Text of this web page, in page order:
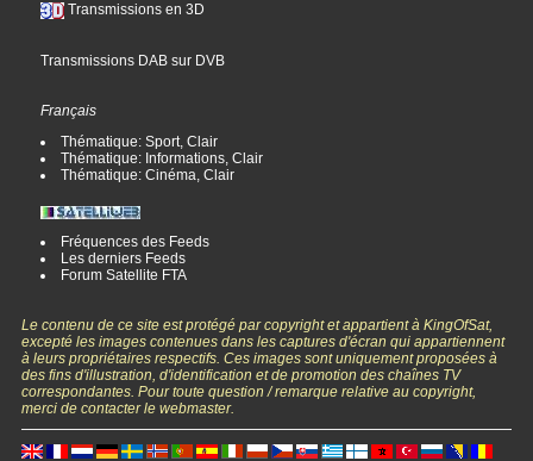
Transmissions en 3D
Transmissions DAB sur DVB
Français
Thématique: Sport, Clair
Thématique: Informations, Clair
Thématique: Cinéma, Clair
Fréquences des Feeds
Les derniers Feeds
Forum Satellite FTA
Le contenu de ce site est protégé par copyright et appartient à KingOfSat,
excepté les images contenues dans les captures d'écran qui appartiennent
à leurs propriétaires respectifs. Ces images sont uniquement proposées à
des fins d'illustration, d'identification et de promotion des chaînes TV
correspondantes. Pour toute question / remarque relative au copyright,
merci de contacter le webmaster.